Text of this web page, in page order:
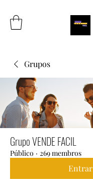
Grupos
Grupo VENDE FACIL
Público · 269 membros
Entrar